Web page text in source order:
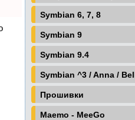
Symbian 6, 7, 8
Symbian 9
Symbian 9.4
Symbian ^3 / Anna /
Прошивки
Maemo - MeeGo